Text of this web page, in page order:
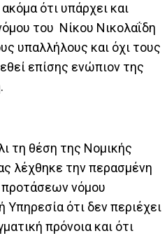
ότι υπάρχει και
του Νίκου Νικολαΐδη
υπαλλήλους και όχι τους
επίσης ενώπιον της
τη θέση της Νομικής
λέχθηκε την περασμένη
προτάσεων νόμου
ότι δεν περιέχει
πρόνοια και ότι